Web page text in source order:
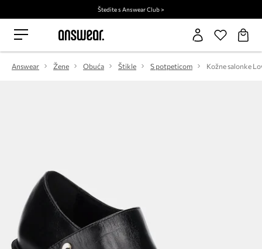
Štedite s Answear Club >
Answear Žene Obuća Štikle S potpeticom Kožne salonke